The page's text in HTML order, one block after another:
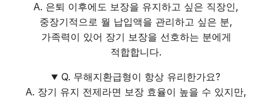
A. 은퇴 이후에도 보장을 유지하고 싶은 직장인,
중장기적으로 월 납입액을 관리하고 싶은 분,
가족력이 있어 장기 보장을 선호하는 분에게
적합합니다.
Q. 무해지환급형이 항상 유리한가요?
A. 장기 유지 전제라면 보장 효율이 높을 수 있지만,